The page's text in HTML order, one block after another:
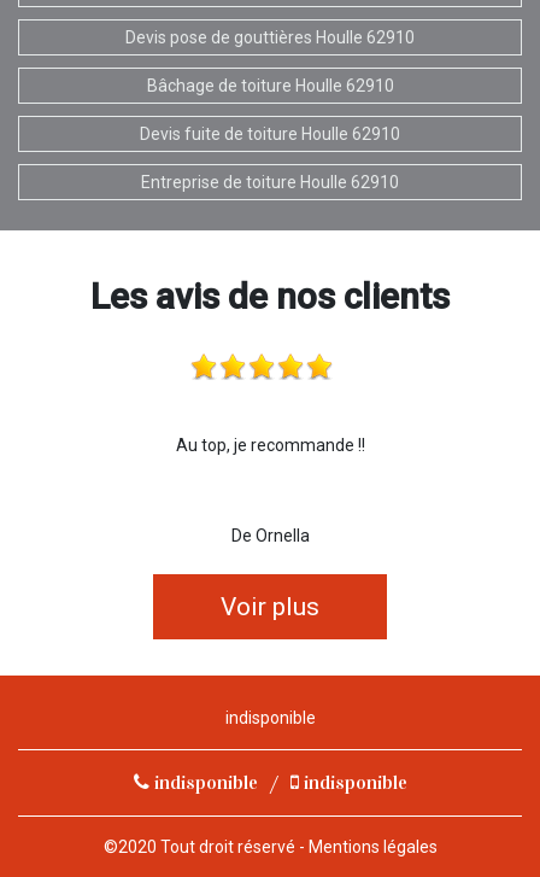
Devis pose de gouttières Houlle 62910
Bâchage de toiture Houlle 62910
Devis fuite de toiture Houlle 62910
Entreprise de toiture Houlle 62910
Les avis de nos clients
Au top, je recommande !!
De Ornella
Voir plus
indisponible
indisponible / indisponible
©2020 Tout droit réservé - Mentions légales